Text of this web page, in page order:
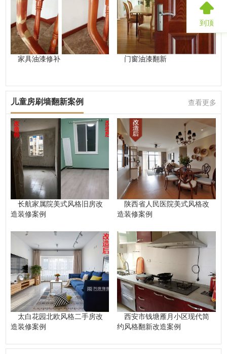
家具油漆修补 门窗油漆翻新
儿童房刷墙翻新案例 查看更多
长航家属院美式风格旧房改
造装修案例
陕西省人民医院美式风格改
造装修案例
太白花园北欧风格二手房改
造装修案例
西安市钱塘雁月小区现代简
约风格翻新改造案例
到顶